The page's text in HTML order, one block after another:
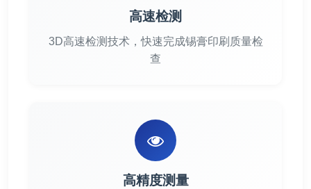
高速检测
3D高速检测技术，快速完成锡膏印刷质量检
查
高精度测量